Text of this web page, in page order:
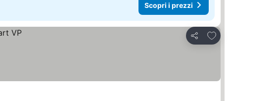
Scopri i prezzi
Condividi
Aggiungi ai preferiti